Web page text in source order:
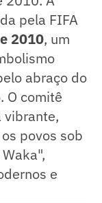
pela FIFA
2010, um
abraço do
O comitê
vibrante,
povos sob
e